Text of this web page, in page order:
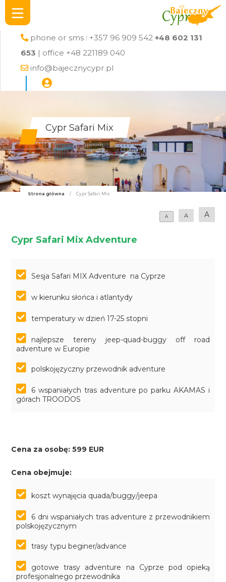
phone or sms : +357 96 909 542 +48 602 131
653 | office +48 221189 040
info@bajecznycypr.pl
Cypr Safari Mix
Strona główna / Cypr Safari Mix
A A A
Cypr Safari Mix Adventure
Sesja Safari MIX Adventure na Cyprze
w kierunku słońca i atlantydy
temperatury w dzień 17-25 stopni
najlepsze tereny jeep-quad-buggy off road
adventure w Europie
polskojęzyczny przewodnik adventure
6 wspaniałych tras adventure po parku AKAMAS i
górach TROODOS
Cena za osobę: 599 EUR
Cena obejmuje:
koszt wynajęcia quada/buggy/jeepa
6 dni wspaniałych tras adventure z przewodnikiem
polskojęzycznym
trasy typu beginer/advance
gotowe trasy adventure na Cyprze pod opieką
profesjonalnego przewodnika